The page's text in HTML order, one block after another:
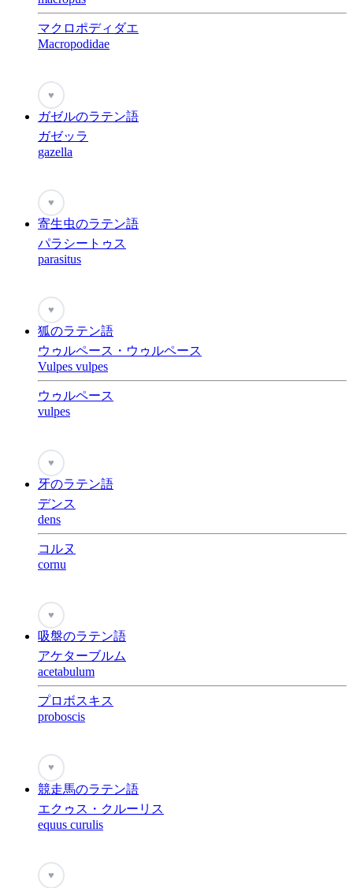
マクロポディダエ
Macropodidae
♥
ガゼルのラテン語
ガゼッラ
gazella
♥
寄生虫のラテン語
パラシートゥス
parasitus
♥
狐のラテン語
ウゥルペース・ウゥルペース
Vulpes vulpes
ウゥルペース
vulpes
♥
牙のラテン語
デンス
dens
コルヌ
cornu
♥
吸盤のラテン語
アケターブルム
acetabulum
プロボスキス
proboscis
♥
競走馬のラテン語
エクゥス・クルーリス
equus curulis
♥